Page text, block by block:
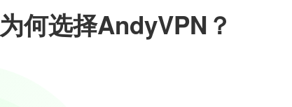
为何选择AndyVPN？